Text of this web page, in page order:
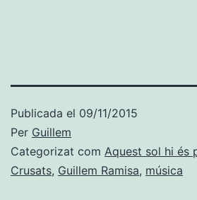
Publicada el 09/11/2015
Per Guillem
Categorizat com Aquest sol hi és
Crusats, Guillem Ramisa, música